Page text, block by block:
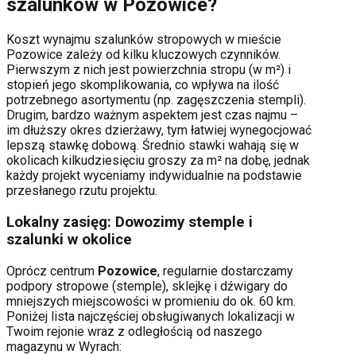
szalunków w Pozowice?
Koszt wynajmu szalunków stropowych w mieście
Pozowice zależy od kilku kluczowych czynników.
Pierwszym z nich jest powierzchnia stropu (w m²) i
stopień jego skomplikowania, co wpływa na ilość
potrzebnego asortymentu (np. zagęszczenia stempli).
Drugim, bardzo ważnym aspektem jest czas najmu –
im dłuższy okres dzierżawy, tym łatwiej wynegocjować
lepszą stawkę dobową. Średnio stawki wahają się w
okolicach kilkudziesięciu groszy za m² na dobę, jednak
każdy projekt wyceniamy indywidualnie na podstawie
przesłanego rzutu projektu.
Lokalny zasięg: Dowozimy stemple i
szalunki w okolice
Oprócz centrum Pozowice, regularnie dostarczamy
podpory stropowe (stemple), sklejkę i dźwigary do
mniejszych miejscowości w promieniu do ok. 60 km.
Poniżej lista najczęściej obsługiwanych lokalizacji w
Twoim rejonie wraz z odległością od naszego
magazynu w Wyrach: